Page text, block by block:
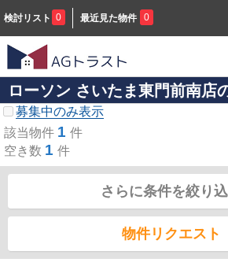
検討リスト 0 最近見た物件 0
ローソン さいたま東門前南店
募集中のみ表示
該当物件 1 件
空き数 1 件
さらに条件を絞り
物件リクエスト